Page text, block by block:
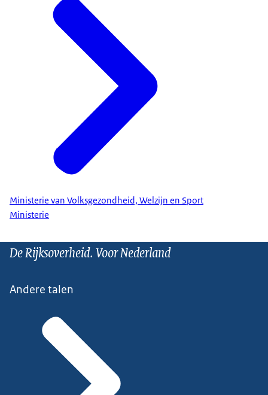
Ministerie van Volksgezondheid, Welzijn en Sport
Ministerie
De Rijksoverheid. Voor Nederland
Andere talen